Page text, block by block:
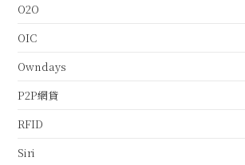
O2O
OIC
Owndays
P2P網貸
RFID
Siri